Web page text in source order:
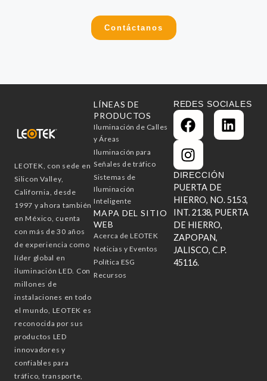
Contáctanos
LEOTEK, con sede en
Silicon Valley,
California, desde
1997 y ahora también
en México, cuenta
con más de 30 años
de experiencia como
líder global en
iluminación LED. Con
millones de
instalaciones en todo
el mundo, LEOTEK es
reconocida por sus
productos LED
innovadores y
confiables para
tráfico, transporte,
LÍNEAS DE
PRODUCTOS
Iluminación de Calles
y Áreas
Iluminación para
Señales de tráfico
Sistemas de
Iluminación
Inteligente
MAPA DEL SITIO
WEB
Acerca de LEOTEK
Noticias y Eventos
Política ESG
Recursos
REDES SOCIALES
F
a
c
e
b
o
o
k
L
i
i
n
I
n
s
t
a
g
r
a
m
DIRECCIÓN
PUERTA DE
HIERRO, NO. 5153,
INT. 2138, PUERTA
DE HIERRO,
ZAPOPAN,
JALISCO, C.P.
45116.